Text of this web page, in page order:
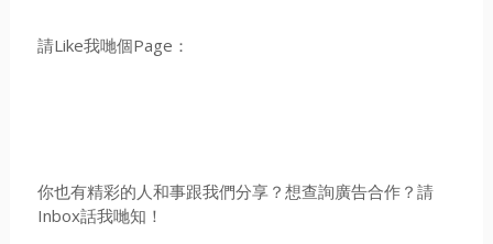
請Like我哋個Page：
你也有精彩的人和事跟我們分享？想查詢廣告合作？請
Inbox話我哋知！